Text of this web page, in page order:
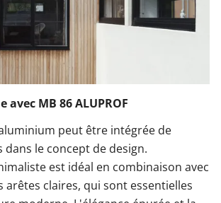
avec MB 86 ALUPROF
peut être intégrée de
dans le concept de design.
est idéal en combinaison avec
arêtes claires, qui sont essentielles